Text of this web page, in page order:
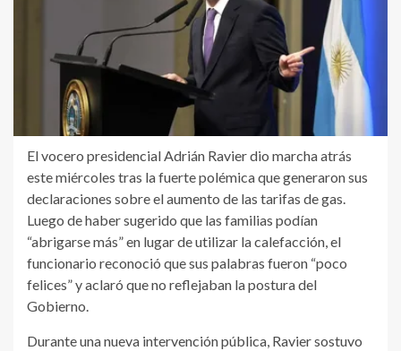
El vocero presidencial Adrián Ravier dio marcha atrás
este miércoles tras la fuerte polémica que generaron sus
declaraciones sobre el aumento de las tarifas de gas.
Luego de haber sugerido que las familias podían
“abrigarse más” en lugar de utilizar la calefacción, el
funcionario reconoció que sus palabras fueron “poco
felices” y aclaró que no reflejaban la postura del
Gobierno.
Durante una nueva intervención pública, Ravier sostuvo